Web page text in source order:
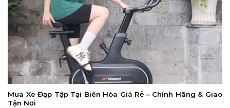
Mua Xe Đạp Tập Tại Biên Hòa Giá Rẻ – Chính Hãng & Giao
Tận Nơi